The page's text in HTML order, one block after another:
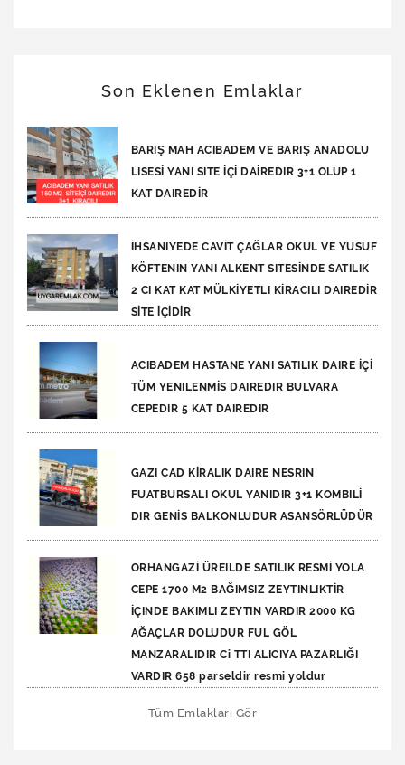
Son Eklenen Emlaklar
BARIŞ MAH ACIBADEM VE BARIŞ ANADOLU
LISESİ YANI SITE İÇİ DAİREDIR 3+1 OLUP 1
KAT DAIREDİR
İHSANIYEDE CAVİT ÇAĞLAR OKUL VE YUSUF
KÖFTENIN YANI ALKENT SITESİNDE SATILIK
2 CI KAT KAT MÜLKİYETLI KİRACILI DAIREDİR
SİTE İÇİDİR
ACIBADEM HASTANE YANI SATILIK DAIRE İÇİ
TÜM YENILENMİS DAIREDIR BULVARA
CEPEDIR 5 KAT DAIREDIR
GAZI CAD KİRALIK DAIRE NESRIN
FUATBURSALI OKUL YANIDIR 3+1 KOMBILİ
DIR GENİS BALKONLUDUR ASANSÖRLÜDÜR
ORHANGAZİ ÜREILDE SATILIK RESMİ YOLA
CEPE 1700 M2 BAĞIMSIZ ZEYTINLIKTİR
İÇINDE BAKIMLI ZEYTIN VARDIR 2000 KG
AĞAÇLAR DOLUDUR FUL GÖL
MANZARALIDIR Ci TTI ALICIYA PAZARLIĞI
VARDIR 658 parseldir resmi yoldur
Tüm Emlakları Gör